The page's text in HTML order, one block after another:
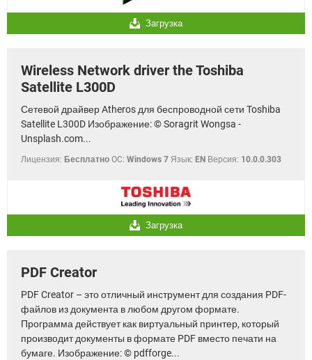
Загрузка
Wireless Network driver the Toshiba
Satellite L300D
Сетевой драйвер Atheros для беспроводной сети Toshiba
Satellite L300D Изображение: © Soragrit Wongsa -
Unsplash.com...
Лицензия: Бесплатно OC: Windows 7 Язык: EN Версия: 10.0.0.303
Загрузка
PDF Creator
PDF Creator – это отличный инструмент для создания PDF-
файлов из документа в любом другом формате.
Программа действует как виртуальный принтер, который
производит документы в формате PDF вместо печати на
бумаге. Изображение: © pdfforge...